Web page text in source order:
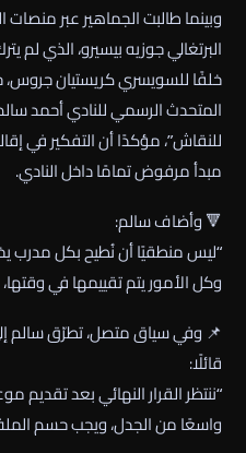
وبينما طالبت الجماهير عبر
البرتغالي جوزيه بيسيرو، الذي لم
خلفًا للسويسري كريستيان جروس،
المتحدث الرسمي للنادي أحمد
للنقاش”، مؤكدًا أن التفكير في
مبدأ مرفوض تمامًا داخل النادي.
🔻 وأضاف سالم:
“ليس منطقيًا أن نُطيح بكل مدرب
وكل الأمور يتم تقييمها في وقتها،
📌 وفي سياق متصل، تطرّق سالم إلى
قائلًا:
“ننتظر القرار النهائي بعد تقديم
واسعًا من الجدل، ويجب حسم